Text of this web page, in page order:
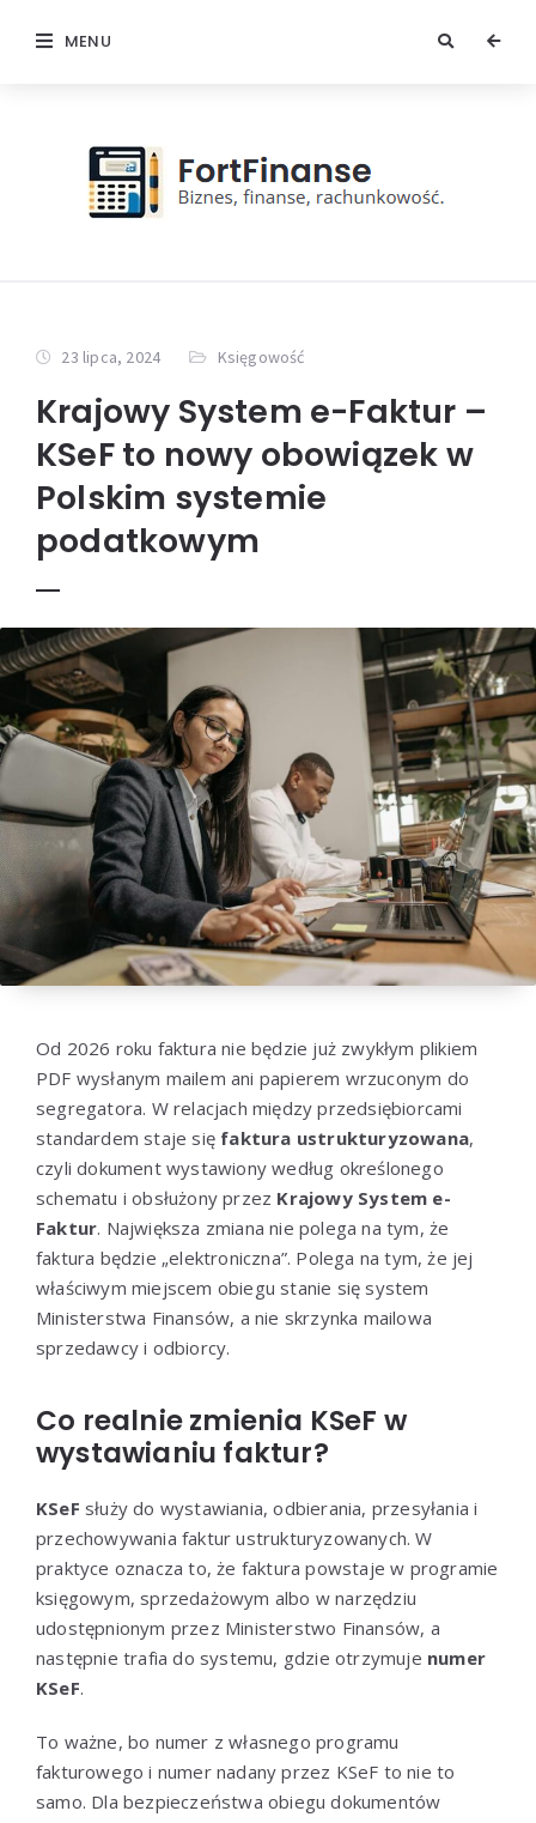
MENU
23 lipca, 2024 Księgowość
Krajowy System e-Faktur –
KSeF to nowy obowiązek w
Polskim systemie
podatkowym
Od 2026 roku faktura nie będzie już zwykłym plikiem
PDF wysłanym mailem ani papierem wrzuconym do
segregatora. W relacjach między przedsiębiorcami
standardem staje się faktura ustrukturyzowana,
czyli dokument wystawiony według określonego
schematu i obsłużony przez Krajowy System e-
Faktur. Największa zmiana nie polega na tym, że
faktura będzie „elektroniczna”. Polega na tym, że jej
właściwym miejscem obiegu stanie się system
Ministerstwa Finansów, a nie skrzynka mailowa
sprzedawcy i odbiorcy.
Co realnie zmienia KSeF w
wystawianiu faktur?
KSeF służy do wystawiania, odbierania, przesyłania i
przechowywania faktur ustrukturyzowanych. W
praktyce oznacza to, że faktura powstaje w programie
księgowym, sprzedażowym albo w narzędziu
udostępnionym przez Ministerstwo Finansów, a
następnie trafia do systemu, gdzie otrzymuje numer
KSeF.
To ważne, bo numer z własnego programu
fakturowego i numer nadany przez KSeF to nie to
samo. Dla bezpieczeństwa obiegu dokumentów